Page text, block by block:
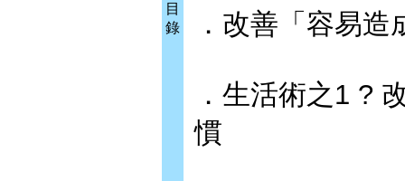
目
錄
．改善「容易
．生活術之1 ?
慣